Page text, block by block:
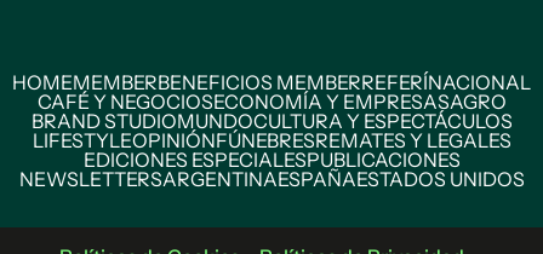
HOMEMEMBERBENEFICIOS MEMBERREFERÍNACIONAL
CAFÉ Y NEGOCIOSECONOMÍA Y EMPRESASAGRO
BRAND STUDIOMUNDOCULTURA Y ESPECTÁCULOS
LIFESTYLEOPINIÓNFÚNEBRESREMATES Y LEGALES
EDICIONES ESPECIALESPUBLICACIONES
NEWSLETTERSARGENTINAESPAÑAESTADOS UNIDOS